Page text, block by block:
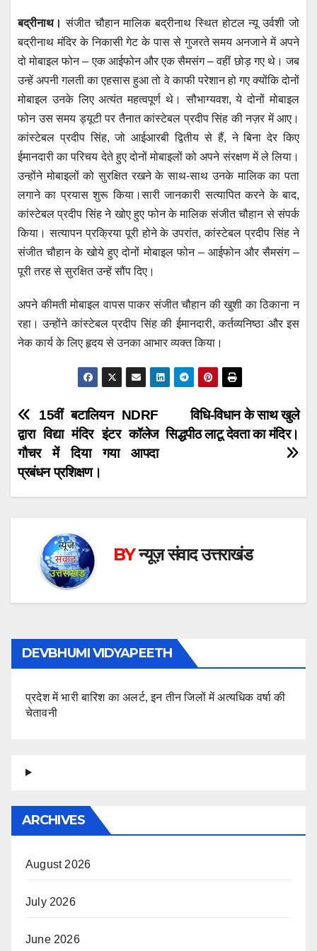
at
s
A
p
p
c
e
b
o
o
k
wi
tt
er
ail ss
e
n
g
er
e
gr
a
m
बद्रीनाथ। संजीत चौहान मालिक बद्रीनाथ स्थित होटल न्यू उर्वशी जो
बद्रीनाथ मंदिर के निकासी गेट के पास से गुजरते समय अनजाने में अपने
दो मोबाइल फोन – एक आईफोन और एक सैमसंग – वहीं छोड़ गए थे। जब
उन्हें अपनी गलती का एहसास हुआ तो वे काफी परेशान हो गए क्योंकि दोनों
मोबाइल उनके लिए अत्यंत महत्वपूर्ण थे। सौभाग्यवश, ये दोनों मोबाइल
फोन उस समय ड्यूटी पर तैनात कांस्टेबल प्रदीप सिंह की नज़र में आए।
कांस्टेबल प्रदीप सिंह, जो आईआरबी द्वितीय से हैं, ने बिना देर किए
ईमानदारी का परिचय देते हुए दोनों मोबाइलों को अपने संरक्षण में ले लिया।
उन्होंने मोबाइलों को सुरक्षित रखने के साथ-साथ उनके मालिक का पता
लगाने का प्रयास शुरू किया।सारी जानकारी सत्यापित करने के बाद,
कांस्टेबल प्रदीप सिंह ने खोए हुए फोन के मालिक संजीत चौहान से संपर्क
किया। सत्यापन प्रक्रिया पूरी होने के उपरांत, कांस्टेबल प्रदीप सिंह ने
संजीत चौहान के खोये हुए दोनों मोबाइल फोन – आईफोन और सैमसंग –
पूरी तरह से सुरक्षित उन्हें सौंप दिए।
अपने कीमती मोबाइल वापस पाकर संजीत चौहान की खुशी का ठिकाना न
रहा। उन्होंने कांस्टेबल प्रदीप सिंह की ईमानदारी, कर्तव्यनिष्ठा और इस
नेक कार्य के लिए हृदय से उनका आभार व्यक्त किया।
Post
navigation
विधि-विधान के साथ खुले
सिद्धपीठ लाटू देवता का मंदिर।
15वीं बटालियन NDRF
द्वारा विद्या मंदिर इंटर कॉलेज
गौचर में दिया गया आपदा
प्रबंधन प्रशिक्षण।
BYन्यूज़ संवाद उत्तराखंड
DEVBHUMI VIDYAPEETH
प्रदेश में भारी बारिश का अलर्ट, इन तीन जिलों में अत्यधिक वर्षा की
चेतावनी
ARCHIVES
August 2026
July 2026
June 2026